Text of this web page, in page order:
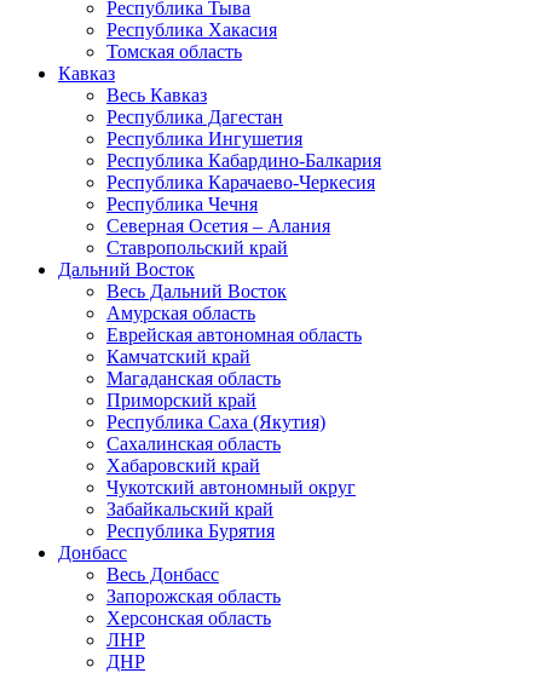
Республика Тыва
Республика Хакасия
Томская область
Кавказ
Весь Кавказ
Республика Дагестан
Республика Ингушетия
Республика Кабардино-Балкария
Республика Карачаево-Черкесия
Республика Чечня
Северная Осетия – Алания
Ставропольский край
Дальний Восток
Весь Дальний Восток
Амурская область
Еврейская автономная область
Камчатский край
Магаданская область
Приморский край
Республика Саха (Якутия)
Сахалинская область
Хабаровский край
Чукотский автономный округ
Забайкальский край
Республика Бурятия
Донбасс
Весь Донбасс
Запорожская область
Херсонская область
ЛНР
ДНР